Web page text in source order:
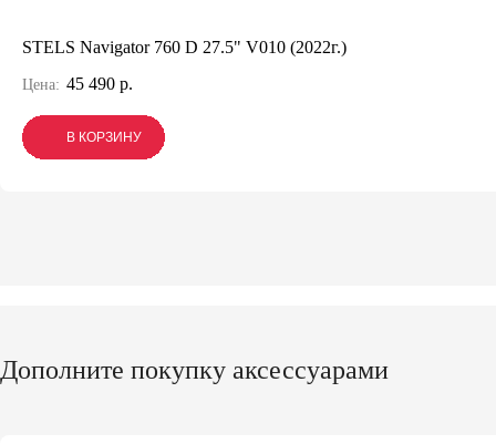
STELS Navigator 760 D 27.5" V010 (2022г.)
Цена: 45 490 р.
В КОРЗИНУ
В КОРЗИНУ
В КОРЗИНУ
Дополните покупку аксессуарами